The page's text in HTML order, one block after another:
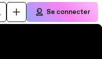
Se connecter